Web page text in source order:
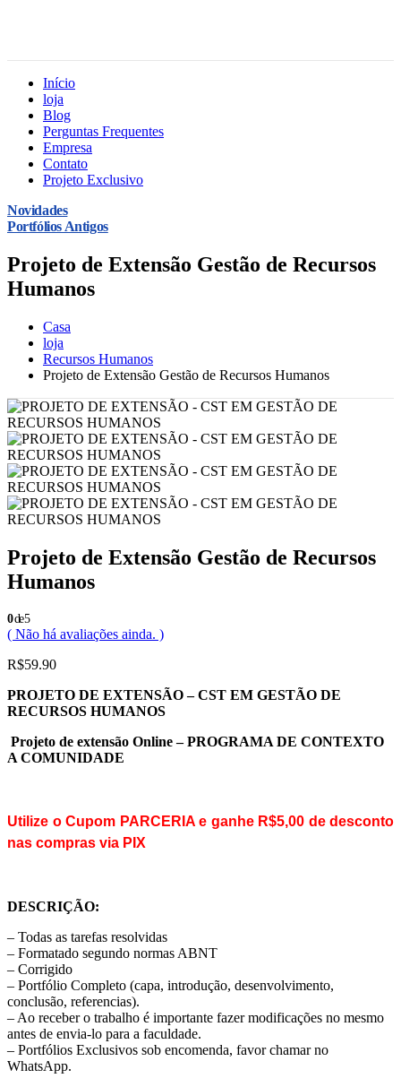
Início
loja
Blog
Perguntas Frequentes
Empresa
Contato
Projeto Exclusivo
Novidades
Portfólios Antigos
Projeto de Extensão Gestão de Recursos
Humanos
Casa
loja
Recursos Humanos
Projeto de Extensão Gestão de Recursos Humanos
Projeto de Extensão Gestão de Recursos
Humanos
0de 5
( Não há avaliações ainda. )
R$59.90
PROJETO DE EXTENSÃO – CST EM GESTÃO DE
RECURSOS HUMANOS
Projeto de extensão Online – PROGRAMA DE CONTEXTO
A COMUNIDADE
Utilize o Cupom PARCERIA e ganhe R$5,00 de desconto
nas compras via PIX
DESCRIÇÃO:
– Todas as tarefas resolvidas
– Formatado segundo normas ABNT
– Corrigido
– Portfólio Completo (capa, introdução, desenvolvimento,
conclusão, referencias).
– Ao receber o trabalho é importante fazer modificações no mesmo
antes de envia-lo para a faculdade.
– Portfólios Exclusivos sob encomenda, favor chamar no
WhatsApp.